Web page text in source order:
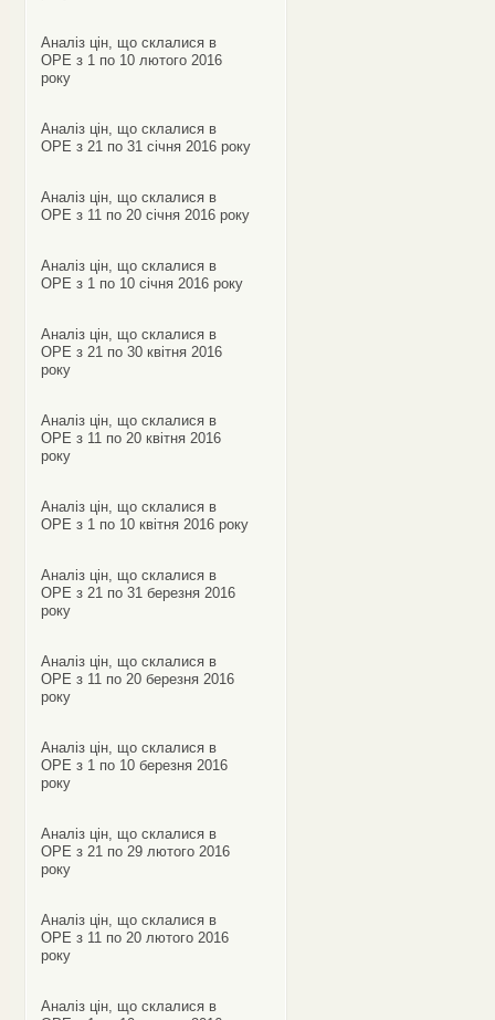
Аналіз цін, що склалися в
ОРЕ з 1 по 10 лютого 2016
року
Аналіз цін, що склалися в
ОРЕ з 21 по 31 січня 2016 року
Аналіз цін, що склалися в
ОРЕ з 11 по 20 січня 2016 року
Аналіз цін, що склалися в
ОРЕ з 1 по 10 січня 2016 року
Аналіз цін, що склалися в
ОРЕ з 21 по 30 квітня 2016
року
Аналіз цін, що склалися в
ОРЕ з 11 по 20 квітня 2016
року
Аналіз цін, що склалися в
ОРЕ з 1 по 10 квітня 2016 року
Аналіз цін, що склалися в
ОРЕ з 21 по 31 березня 2016
року
Аналіз цін, що склалися в
ОРЕ з 11 по 20 березня 2016
року
Аналіз цін, що склалися в
ОРЕ з 1 по 10 березня 2016
року
Аналіз цін, що склалися в
ОРЕ з 21 по 29 лютого 2016
року
Аналіз цін, що склалися в
ОРЕ з 11 по 20 лютого 2016
року
Аналіз цін, що склалися в